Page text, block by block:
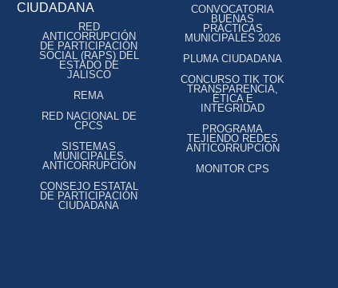
CIUDADANA
RED
ANTICORRUPCIÓN
DE PARTICIPACIÓN
SOCIAL (RAPS) DEL
ESTADO DE
JALISCO
REMA
RED NACIONAL DE
CPCS
SISTEMAS
MUNICIPALES
ANTICORRUPCIÓN
CONSEJO ESTATAL
DE PARTICIPACIÓN
CIUDADANA
CONVOCATORIA
BUENAS
PRÁCTICAS
MUNICIPALES 2026
PLUMA CIUDADANA
CONCURSO TIK TOK
TRANSPARENCIA,
ÉTICA E
INTEGRIDAD
PROGRAMA
TEJIENDO REDES
ANTICORRUPCIÓN
MONITOR CPS